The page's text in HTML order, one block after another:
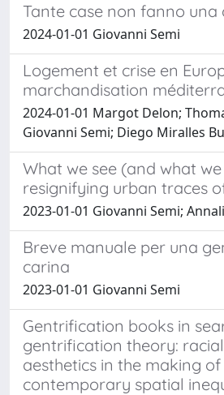
Tante case non fanno una
2024-01-01 Giovanni Semi
Logement et crise en
marchandisation
2024-01-01 Margot Delon;
Giovanni Semi; Diego Miralles
What we see (and what
resignifying urban traces
2023-01-01 Giovanni Semi;
Breve manuale per una
carina
2023-01-01 Giovanni Semi
Gentrification books in
gentrification theory:
aesthetics in the making of
contemporary spatial